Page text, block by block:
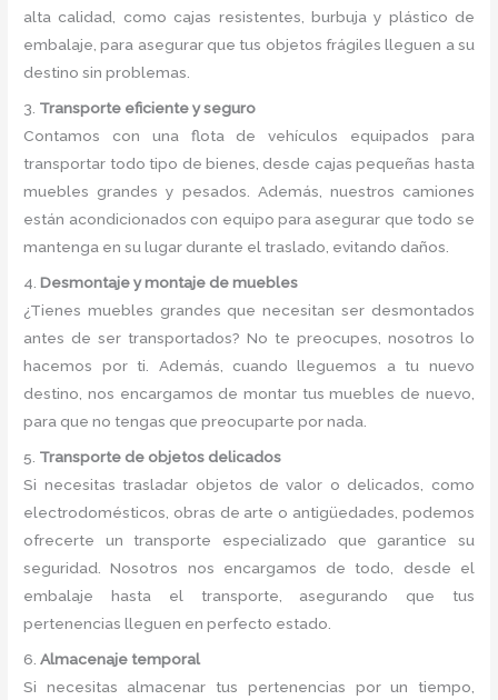
alta calidad, como cajas resistentes, burbuja y plástico de
embalaje, para asegurar que tus objetos frágiles lleguen a su
destino sin problemas.
3. Transporte eficiente y seguro
Contamos con una flota de vehículos equipados para
transportar todo tipo de bienes, desde cajas pequeñas hasta
muebles grandes y pesados. Además, nuestros camiones
están acondicionados con equipo para asegurar que todo se
mantenga en su lugar durante el traslado, evitando daños.
4.Desmontaje y montaje de muebles
¿Tienes muebles grandes que necesitan ser desmontados
antes de ser transportados? No te preocupes, nosotros lo
hacemos por ti. Además, cuando lleguemos a tu nuevo
destino, nos encargamos de montar tus muebles de nuevo,
para que no tengas que preocuparte por nada.
5. Transporte de objetos delicados
Si necesitas trasladar objetos de valor o delicados, como
electrodomésticos, obras de arte o antigüedades, podemos
ofrecerte un transporte especializado que garantice su
seguridad. Nosotros nos encargamos de todo, desde el
embalaje hasta el transporte, asegurando que tus
pertenencias lleguen en perfecto estado.
6.Almacenaje temporal
Si necesitas almacenar tus pertenencias por un tiempo,